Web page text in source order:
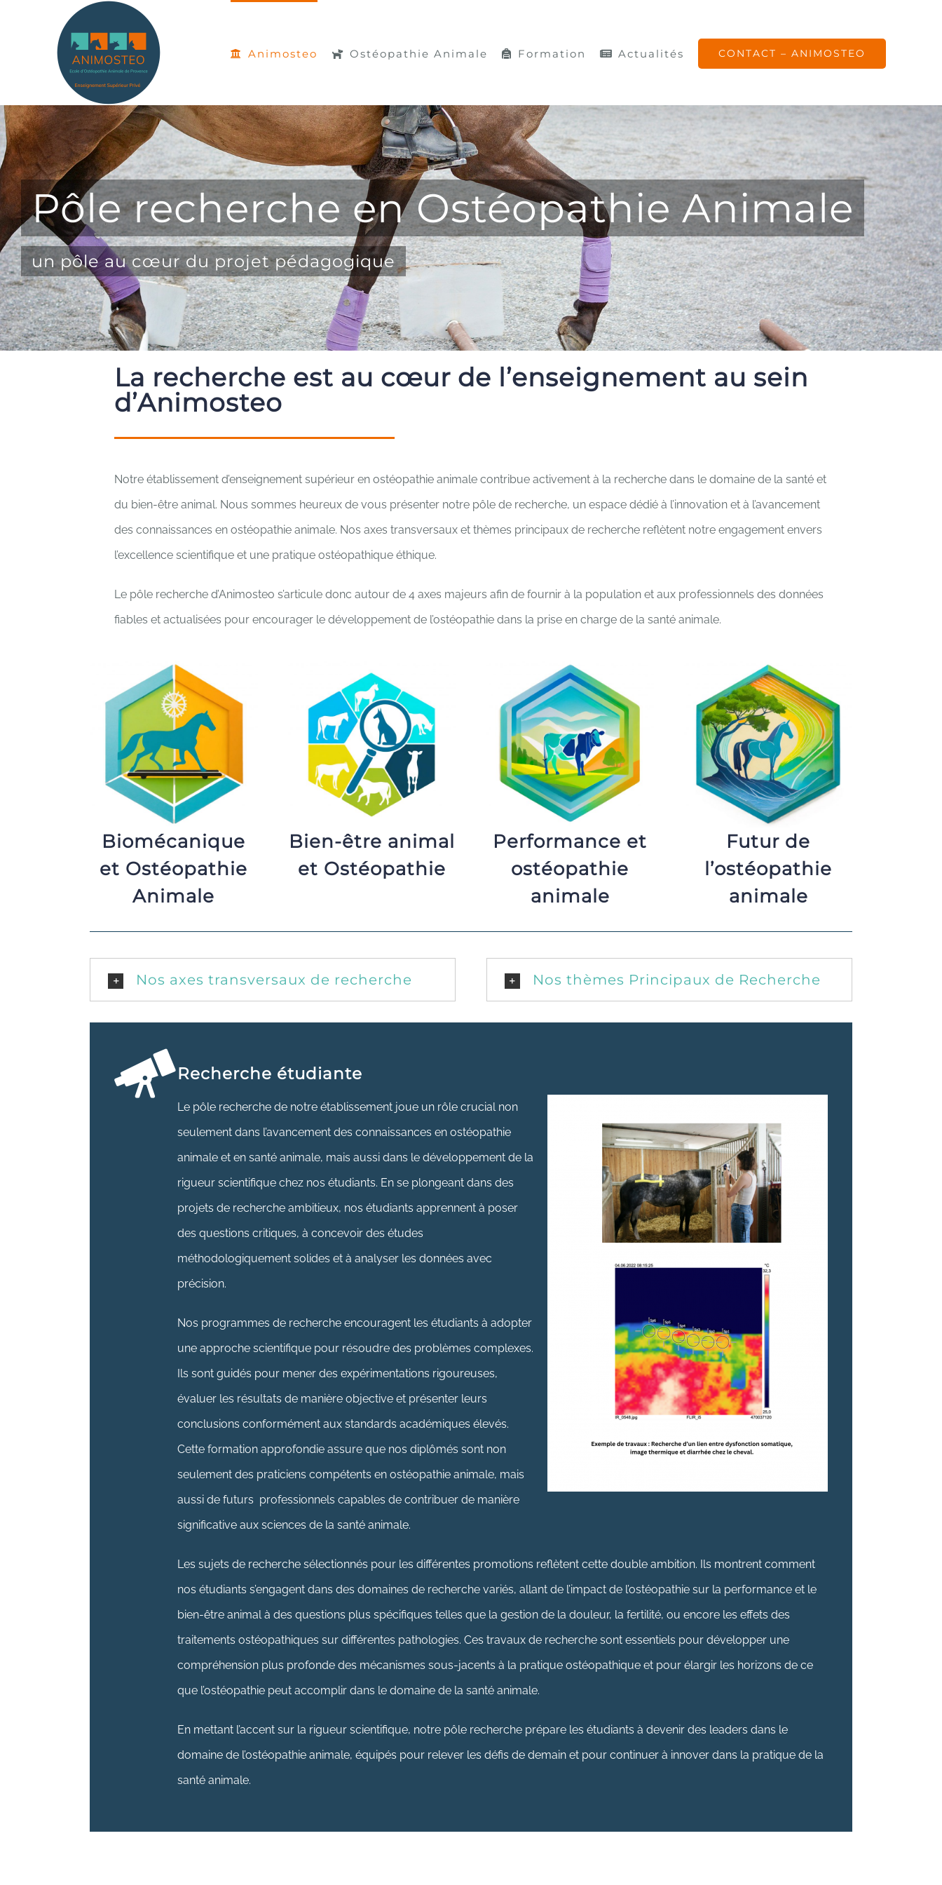
Animosteo Ostéopathie Animale Formation Actualités CONTACT – ANIMOSTEO
Pôle recherche en Ostéopathie Animale
un pôle au cœur du projet pédagogique
La recherche est au cœur de l’enseignement au sein
d’Animosteo
Notre établissement d’enseignement supérieur en ostéopathie animale contribue activement à la recherche dans le domaine de la santé et
du bien-être animal. Nous sommes heureux de vous présenter notre pôle de recherche, un espace dédié à l’innovation et à l’avancement
des connaissances en ostéopathie animale. Nos axes transversaux et thèmes principaux de recherche reflètent notre engagement envers
l’excellence scientifique et une pratique ostéopathique éthique.
Le pôle recherche d’Animosteo s’articule donc autour de 4 axes majeurs afin de fournir à la population et aux professionnels des données
fiables et actualisées pour encourager le développement de l’ostéopathie dans la prise en charge de la santé animale.
Biomécanique
et Ostéopathie
Animale
Bien-être animal
et Ostéopathie
Performance et
ostéopathie
animale
Futur de
l’ostéopathie
animale
Nos axes transversaux de recherche Nos thèmes Principaux de Recherche
Recherche étudiante
Le pôle recherche de notre établissement joue un rôle crucial non
seulement dans l’avancement des connaissances en ostéopathie
animale et en santé animale, mais aussi dans le développement de la
rigueur scientifique chez nos étudiants. En se plongeant dans des
projets de recherche ambitieux, nos étudiants apprennent à poser
des questions critiques, à concevoir des études
méthodologiquement solides et à analyser les données avec
précision.
Nos programmes de recherche encouragent les étudiants à adopter
une approche scientifique pour résoudre des problèmes complexes.
Ils sont guidés pour mener des expérimentations rigoureuses,
évaluer les résultats de manière objective et présenter leurs
conclusions conformément aux standards académiques élevés.
Cette formation approfondie assure que nos diplômés sont non
seulement des praticiens compétents en ostéopathie animale, mais
aussi de futurs professionnels capables de contribuer de manière
significative aux sciences de la santé animale.
Les sujets de recherche sélectionnés pour les différentes promotions reflètent cette double ambition. Ils montrent comment
nos étudiants s’engagent dans des domaines de recherche variés, allant de l’impact de l’ostéopathie sur la performance et le
bien-être animal à des questions plus spécifiques telles que la gestion de la douleur, la fertilité, ou encore les effets des
traitements ostéopathiques sur différentes pathologies. Ces travaux de recherche sont essentiels pour développer une
compréhension plus profonde des mécanismes sous-jacents à la pratique ostéopathique et pour élargir les horizons de ce
que l’ostéopathie peut accomplir dans le domaine de la santé animale.
En mettant l’accent sur la rigueur scientifique, notre pôle recherche prépare les étudiants à devenir des leaders dans le
domaine de l’ostéopathie animale, équipés pour relever les défis de demain et pour continuer à innover dans la pratique de la
santé animale.